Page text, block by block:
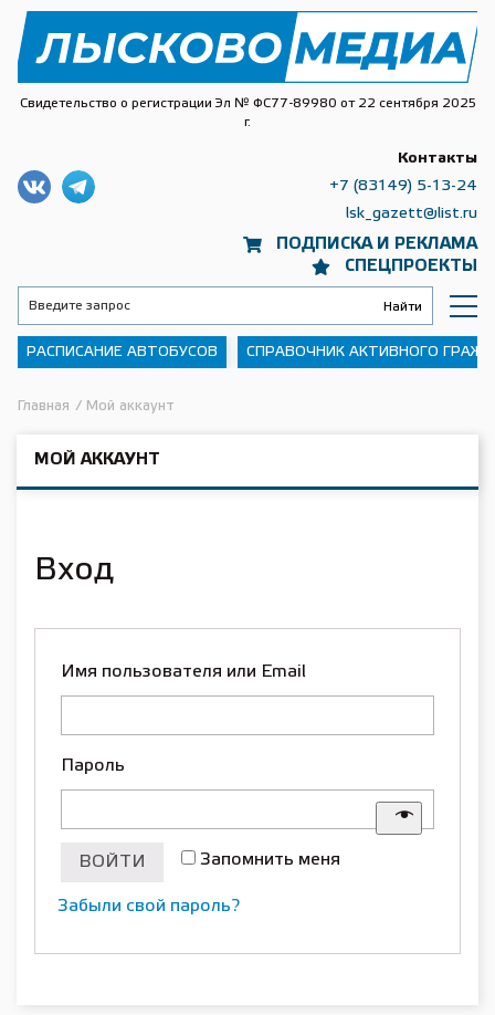
Свидетельство о регистрации Эл № ФС77-89980 от 22 сентября 2025
г.
ПОДПИСКА И РЕКЛАМА
СПЕЦПРОЕКТЫ
Контакты
+7 (83149) 5-13-24
lsk_gazett@list.ru
РАСПИСАНИЕ АВТОБУСОВ СПРАВОЧНИК АКТИВНОГО
Главная / Мой аккаунт
МОЙ АККАУНТ
Вход
Имя пользователя или Email
Пароль
Запомнить меня
ВОЙТИ
Забыли свой пароль?